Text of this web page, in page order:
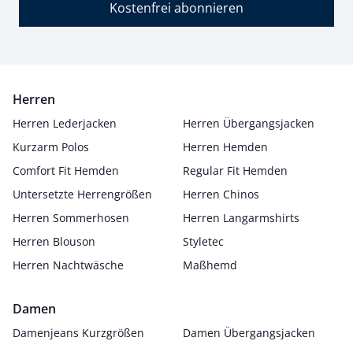
Kostenfrei abonnieren
Herren
Herren Lederjacken
Herren Übergangsjacken
Kurzarm Polos
Herren Hemden
Comfort Fit Hemden
Regular Fit Hemden
Untersetzte Herrengrößen
Herren Chinos
Herren Sommerhosen
Herren Langarmshirts
Herren Blouson
Styletec
Herren Nachtwäsche
Maßhemd
Damen
Damenjeans Kurzgrößen
Damen Übergangsjacken